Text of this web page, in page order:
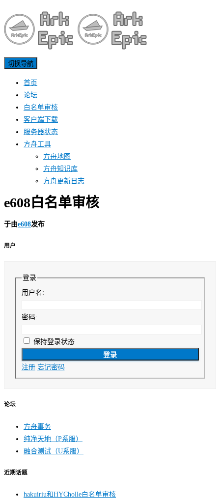
切换导航
首页
论坛
白名单审核
客户端下载
服务器状态
方舟工具
方舟地图
方舟知识库
方舟更新日志
e608白名单审核
于由e608发布
用户
登录
用户名:
密码:
保持登录状态
登录
注册 忘记密码
论坛
方舟事务
纯净天地（P系服）
融合测试（U系服）
近期话题
hakuiriu和HYCholle白名单审核